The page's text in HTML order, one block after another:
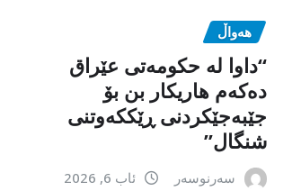
هەواڵ
“داوا لە حكومەتی عێراق
دەكەم هاریكار بن بۆ
جێبەجێكردنی ڕێككەوتنی
شنگال”
سەرنوسەر ئاب 6, 2026